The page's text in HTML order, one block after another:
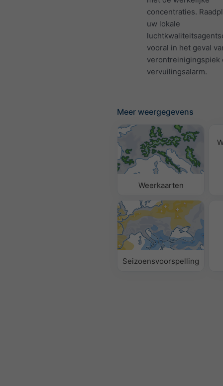
concentraties.
uw lokale
vooral in het geval
verontreinigingspiek
vervuilingsalarm.
Meer weergegevens
Weerkaarten
Seizoensvoorspelling